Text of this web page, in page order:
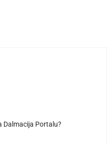
Dalmacija Portalu?